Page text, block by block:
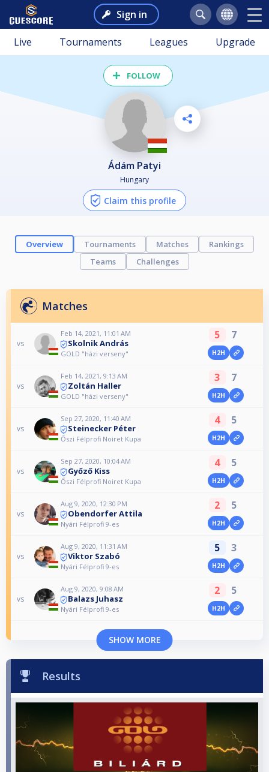
Sign in
Live Tournaments Leagues Upgrade
FOLLOW
Ádám Patyi
Hungary
Claim this profile
Overview Tournaments Matches
Rankings
Teams
Challenges
Matches
vs
Feb 14, 2021, 11:01 AM
Skolnik András
GOLD "házi verseny"
5 7
H2H
vs
Feb 14, 2021, 9:13 AM
Zoltán Haller
GOLD "házi verseny"
3 7
H2H
vs
Sep 27, 2020, 11:40 AM
Steinecker Péter
Őszi Félprofi Noiret Kupa
4 5
H2H
vs
Sep 27, 2020, 10:04 AM
Győző Kiss
Őszi Félprofi Noiret Kupa
4 5
H2H
vs
Aug 9, 2020, 12:30 PM
Obendorfer Attila
Nyári Félprofi 9-es
2 5
H2H
vs
Aug 9, 2020, 11:31 AM
Viktor Szabó
Nyári Félprofi 9-es
5 3
H2H
vs
Aug 9, 2020, 9:08 AM
Balazs Juhasz
Nyári Félprofi 9-es
2 5
H2H
SHOW MORE
Results